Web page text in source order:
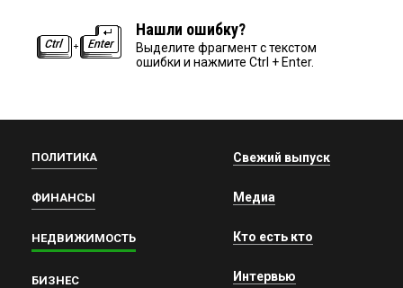
Нашли ошибку?
Выделите фрагмент с текстом
ошибки и нажмите Ctrl + Enter.
ПОЛИТИКА
ФИНАНСЫ
НЕДВИЖИМОСТЬ
БИЗНЕС
Свежий выпуск
Медиа
Кто есть кто
Интервью